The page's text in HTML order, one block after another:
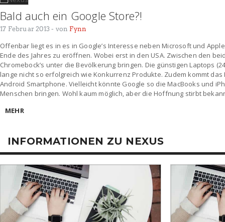
Bald auch ein Google Store?!
17 Februar 2013 - von Fynn
Offenbar liegt es in es in Google’s Interesse neben Microsoft und
Ende des Jahres zu eröffnen. Wobei erst in den USA. Zwischen den
Chromebock’s unter die Bevölkerung bringen. Die günstigen Laptops
lange nicht so erfolgreich wie Konkurrenz Produkte. Zudem kommt
Android Smartphone. Vielleicht könnte Google so die MacBooks und
Menschen bringen. Wohl kaum möglich, aber die Hoffnung stirbt
MEHR
INFORMATIONEN ZU NEXUS